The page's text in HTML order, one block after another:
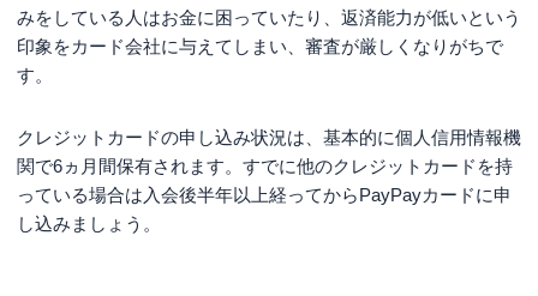
みをしている人はお金に困っていたり、返済能力が低いという
印象をカード会社に与えてしまい、審査が厳しくなりがちで
す。
クレジットカードの申し込み状況は、基本的に個人信用情報機
関で6ヵ月間保有されます。すでに他のクレジットカードを持
っている場合は入会後半年以上経ってからPayPayカードに申
し込みましょう。